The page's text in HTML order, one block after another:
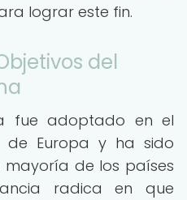
lograr este fin.
del
fue adoptado en el
de Europa y ha sido
de los países
radica en que